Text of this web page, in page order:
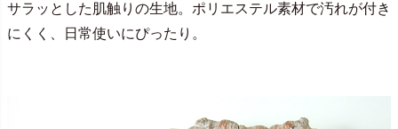
サラッとした肌触りの生地。ポリエステル素材で汚れが付き
にくく、日常使いにぴったり。